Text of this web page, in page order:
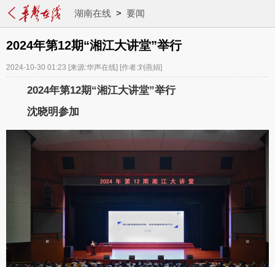
湖南在线> 要闻
2024年第12期“湘江大讲堂”举行
2024-10-30 01:23 [来源:华声在线] [作者:刘燕娟]
2024年第12期“湘江大讲堂”举行
沈晓明参加